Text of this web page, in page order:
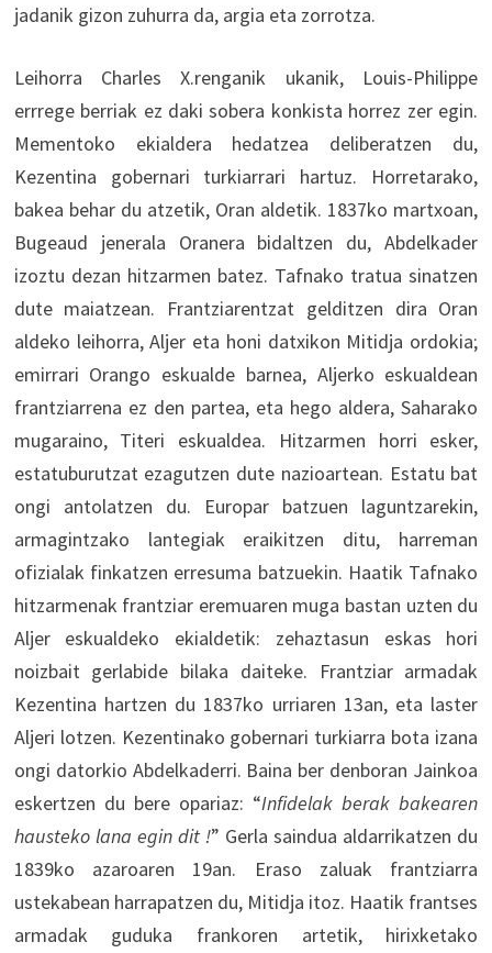
jadanik gizon zuhurra da, argia eta zorrotza.
Leihorra Charles X.renganik ukanik, Louis-Philippe
errrege berriak ez daki sobera konkista horrez zer egin.
Mementoko ekialdera hedatzea deliberatzen du,
Kezentina gobernari turkiarrari hartuz. Horretarako,
bakea behar du atzetik, Oran aldetik. 1837ko martxoan,
Bugeaud jenerala Oranera bidaltzen du, Abdelkader
izoztu dezan hitzarmen batez. Tafnako tratua sinatzen
dute maiatzean. Frantziarentzat gelditzen dira Oran
aldeko leihorra, Aljer eta honi datxikon Mitidja ordokia;
emirrari Orango eskualde barnea, Aljerko eskualdean
frantziarrena ez den partea, eta hego aldera, Saharako
mugaraino, Titeri eskualdea. Hitzarmen horri esker,
estatuburutzat ezagutzen dute nazioartean. Estatu bat
ongi antolatzen du. Europar batzuen laguntzarekin,
armagintzako lantegiak eraikitzen ditu, harreman
ofizialak finkatzen erresuma batzuekin. Haatik Tafnako
hitzarmenak frantziar eremuaren muga bastan uzten du
Aljer eskualdeko ekialdetik: zehaztasun eskas hori
noizbait gerlabide bilaka daiteke. Frantziar armadak
Kezentina hartzen du 1837ko urriaren 13an, eta laster
Aljeri lotzen. Kezentinako gobernari turkiarra bota izana
ongi datorkio Abdelkaderri. Baina ber denboran Jainkoa
eskertzen du bere opariaz: “Infidelak berak bakearen
hausteko lana egin dit !” Gerla saindua aldarrikatzen du
1839ko azaroaren 19an. Eraso zaluak frantziarra
ustekabean harrapatzen du, Mitidja itoz. Haatik frantses
armadak guduka frankoren artetik, hirixketako